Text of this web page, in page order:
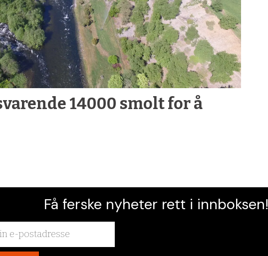
14000 smolt for å
Få ferske nyheter rett i innboksen!